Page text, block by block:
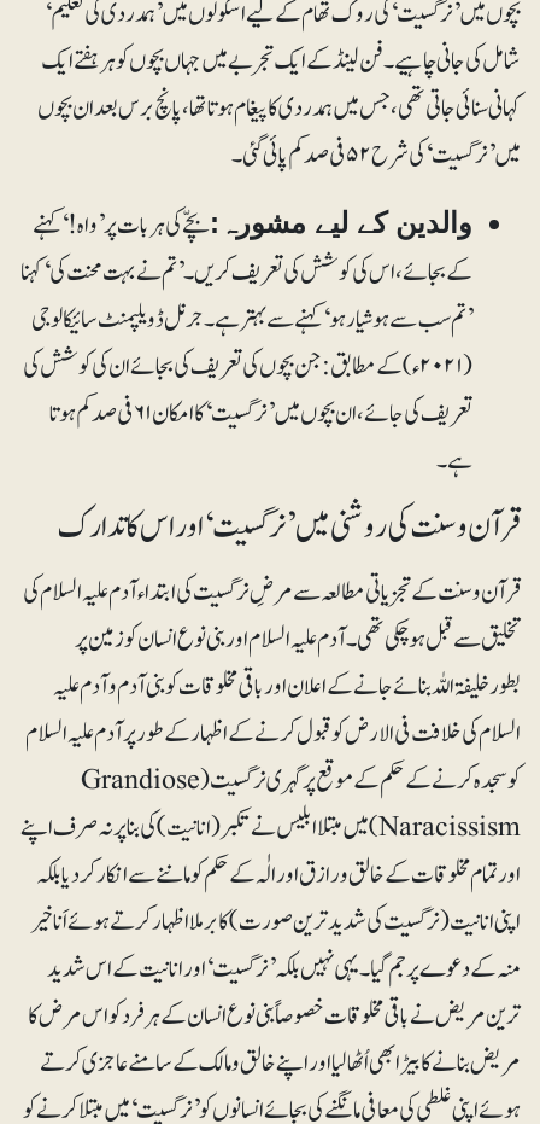
بچوں میں ’نرگسیت‘ کی روک تھام کے لیے اسکولوں میں ’ہمدردی کی تعلیم‘
شامل کی جانی چاہیے۔ فن لینڈ کے ایک تجربے میں جہاں بچوں کو ہر ہفتے ایک
کہانی سنائی جاتی تھی، جس میں ہمدردی کا پیغام ہوتا تھا، پانچ برس بعد ان بچوں
میں ’نرگسیت‘ کی شرح ۵۲ فی صد کم پائی گئی۔
والدین کے لیے مشورہ:بچّے کی ہر بات پر ’واہ!‘ کہنے
کے بجائے، اس کی کوشش کی تعریف کریں۔ ’تم نے بہت محنت کی‘ کہنا
’تم سب سے ہوشیار ہو‘ کہنے سے بہتر ہے۔ جرنل ڈویلپمنٹ سائیکالوجی
(۲۰۲۱ء) کے مطابق: جن بچوں کی تعریف کی بجائے ان کی کوشش کی
تعریف کی جائے، ان بچوں میں ’نرگسیت‘ کا امکان ۶۱ فی صد کم ہوتا
ہے۔
قرآن و سنت کی روشنی میں ’نرگسیت‘ اور اس کا تدارک
قرآن و سنت کے تجزیاتی مطالعہ سے مرضِ نرگسیت کی ابتداء آدم علیہ السلام کی
تخلیق سے قبل ہوچکی تھی۔ آدم علیہ السلام اور بنی نوع انسان کو زمین پر
بطورخلیفۃ اللہ بنائے جانے کے اعلان اور باقی مخلوقات کو بنی آدم و آدم علیہ
السلام کی خلافت فی الارض کو قبول کرنے کے اظہار کے طور پر آدم علیہ السلام
کو سجدہ کرنے کے حکم کے موقع پر گہری نرگسیت (Grandiose
Naracissism) میں مبتلا ابلیس نے تکبر (انانیت) کی بنا پر نہ صرف اپنے
اور تمام مخلوقات کے خالق و رازق اور الٰہ کے حکم کو ماننے سے انکار کر دیا بلکہ
اپنی انانیت (نرگسیت کی شدید ترین صورت) کا برملا اظہار کرتے ہوئے اَنا خیر
منہ کے دعوے پر جم گیا۔ یہی نہیں بلکہ ’نرگسیت‘ اور انانیت کے اس شدید
ترین مریض نے باقی مخلوقات خصوصاً بنی نوع انسان کے ہرفرد کو اس مرض کا
مریض بنانے کا بیڑا بھی اُٹھا لیا اور اپنے خالق و مالک کے سامنے عاجزی کرتے
ہوئے اپنی غلطی کی معافی مانگنے کی بجائے انسانوں کو ’نرگسیت‘ میں مبتلا کرنے کو